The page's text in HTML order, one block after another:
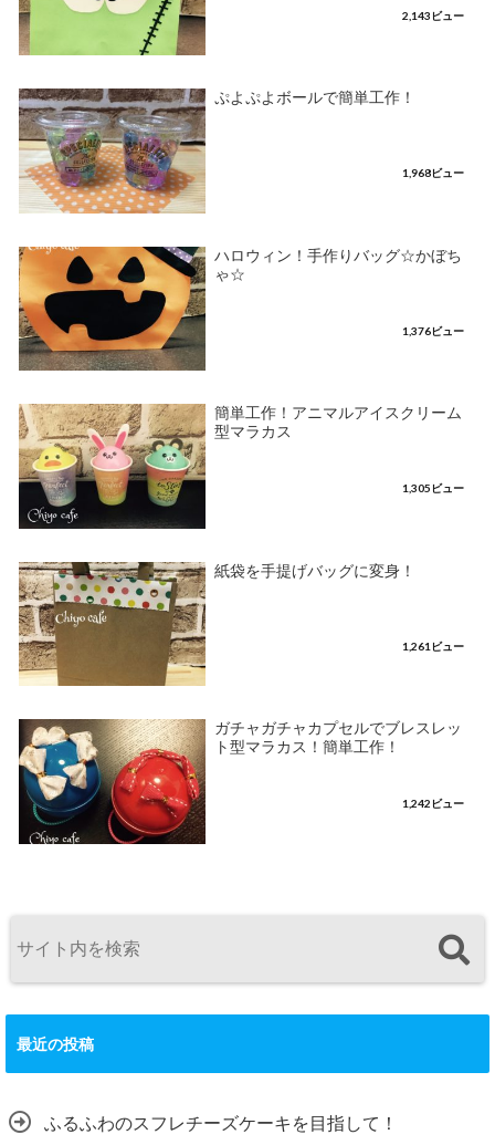
2,143ビュー
ぷよぷよボールで簡単工作！
1,968ビュー
ハロウィン！手作りバッグ☆かぼち
ゃ☆
1,376ビュー
簡単工作！アニマルアイスクリーム
型マラカス
1,305ビュー
紙袋を手提げバッグに変身！
1,261ビュー
ガチャガチャカプセルでブレスレッ
ト型マラカス！簡単工作！
1,242ビュー
最近の投稿
ふるふわのスフレチーズケーキを目指して！